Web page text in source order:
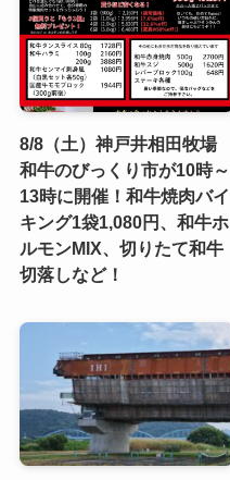
8/8（土）神戸井相田牧場
和牛のびっくり市が10時～
13時に開催！和牛焼肉バイ
キング1袋1,080円、和牛ホ
ルモンMIX、切りたて和牛
切落しなど！